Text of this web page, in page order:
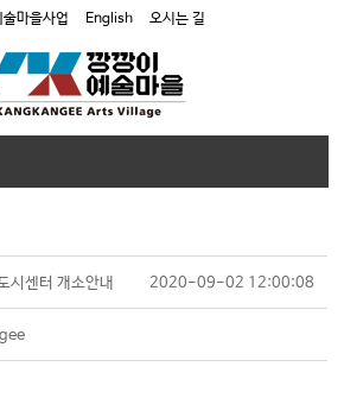
마을사업 English 오시는 길
시센터 개소안내 2020-09-02 12:00:08